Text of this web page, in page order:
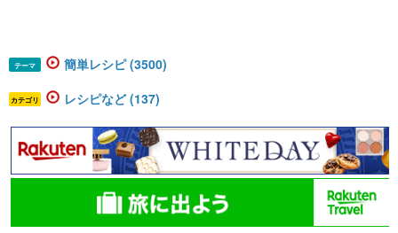
テーマ 簡単レシピ (3500)
カテゴリ レシピなど (137)